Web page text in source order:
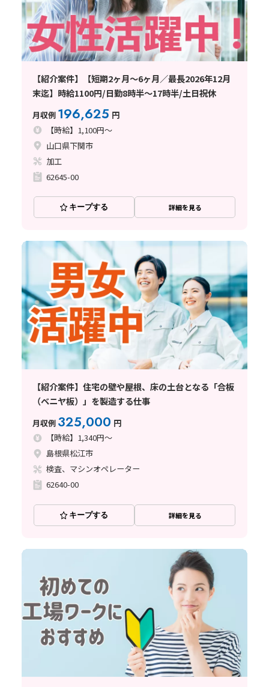
【紹介案件】【短期2ヶ月～6ヶ月／最長2026年12月
末迄】時給1100円/日勤8時半～17時半/土日祝休
月収例 196,625 円
【時給】1,100円～
山口県下関市
加工
62645-00
キープする 詳細を見る
【紹介案件】住宅の壁や屋根、床の土台となる「合板
（ベニヤ板）」を製造する仕事
月収例 325,000 円
【時給】1,340円～
島根県松江市
検査、マシンオペレーター
62640-00
キープする 詳細を見る